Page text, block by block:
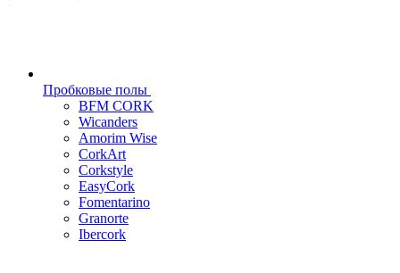
Пробковые полы
BFM CORK
Wicanders
Amorim Wise
CorkArt
Corkstyle
EasyCork
Fomentarino
Granorte
Ibercork